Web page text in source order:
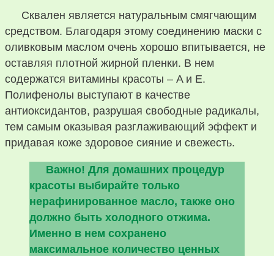
Сквален является натуральным смягчающим
средством. Благодаря этому соединению маски с
оливковым маслом очень хорошо впитывается, не
оставляя плотной жирной пленки. В нем
содержатся витамины красоты – A и E.
Полифенолы выступают в качестве
антиоксидантов, разрушая свободные радикалы,
тем самым оказывая разглаживающий эффект и
придавая коже здоровое сияние и свежесть.
Важно! Для домашних процедур
красоты выбирайте только
нерафинированное масло, также оно
должно быть холодного отжима.
Именно в нем сохранено
максимальное количество ценных